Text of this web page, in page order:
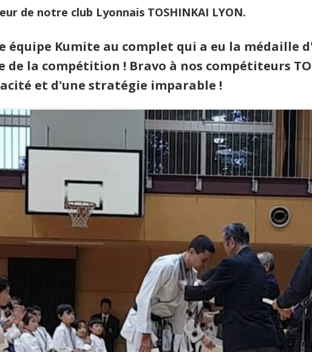
de notre club Lyonnais TOSHINKAI LYON.
équipe Kumite au complet qui a eu la médaille
la compétition ! Bravo à nos compétiteurs
et d'une stratégie imparable !